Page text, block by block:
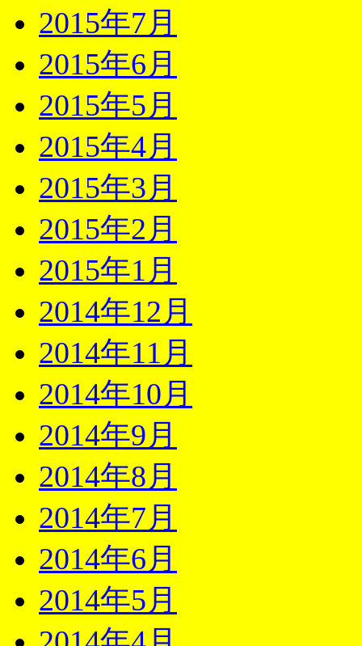
2015年7月
2015年6月
2015年5月
2015年4月
2015年3月
2015年2月
2015年1月
2014年12月
2014年11月
2014年10月
2014年9月
2014年8月
2014年7月
2014年6月
2014年5月